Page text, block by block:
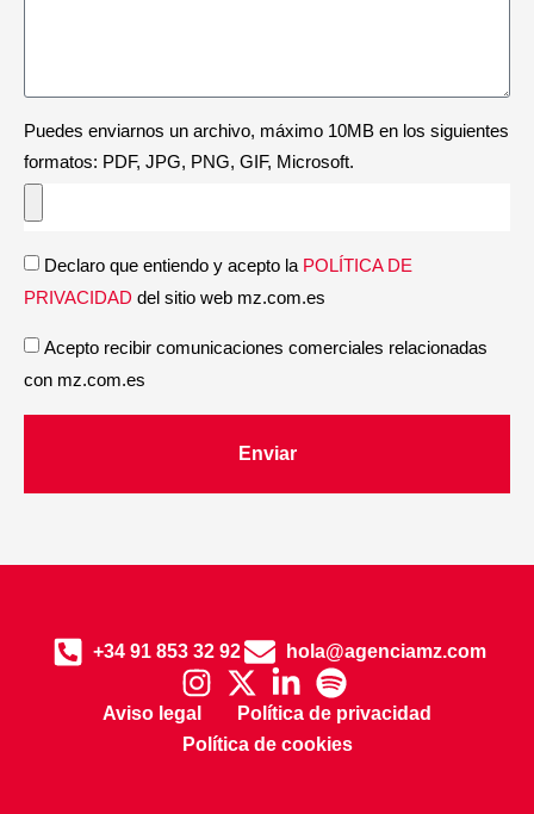
Puedes enviarnos un archivo, máximo 10MB en los siguientes
formatos: PDF, JPG, PNG, GIF, Microsoft.
Declaro que entiendo y acepto la POLÍTICA DE
PRIVACIDAD del sitio web mz.com.es
Acepto recibir comunicaciones comerciales relacionadas
con mz.com.es
Enviar
+34 91 853 32 92 hola@agenciamz.com
Aviso legal
Política de privacidad
Política de cookies